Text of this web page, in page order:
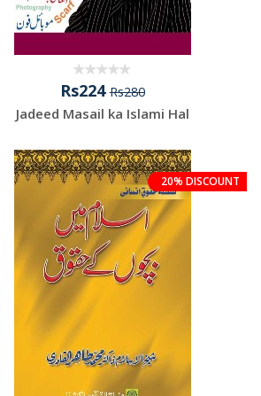
Rs224Rs280
Jadeed Masail ka Islami Hal
20% DISCOUNT